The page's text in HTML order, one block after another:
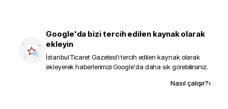
Google'da bizi tercih edilen kaynak olarak
ekleyin
İstanbul Ticaret Gazetesi'i tercih edilen kaynak olarak
ekleyerek haberlerimizi Google'da daha sık görebilirsiniz.
Nasıl çalışır?›